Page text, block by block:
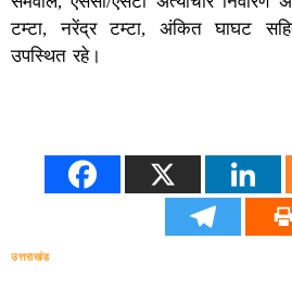
टम्टा, नरेंद्र टम्टा, अंकित घाघट
उपस्थित रहे।
उत्तराखंड